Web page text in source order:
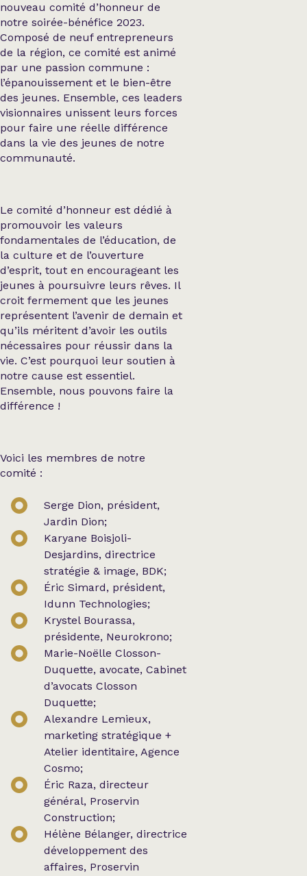
nouveau comité d’honneur de
notre soirée-bénéfice 2023.
Composé de neuf entrepreneurs
de la région, ce comité est animé
par une passion commune :
l’épanouissement et le bien-être
des jeunes. Ensemble, ces leaders
visionnaires unissent leurs forces
pour faire une réelle différence
dans la vie des jeunes de notre
communauté.
Le comité d’honneur est dédié à
promouvoir les valeurs
fondamentales de l’éducation, de
la culture et de l’ouverture
d’esprit, tout en encourageant les
jeunes à poursuivre leurs rêves. Il
croit fermement que les jeunes
représentent l’avenir de demain et
qu’ils méritent d’avoir les outils
nécessaires pour réussir dans la
vie. C’est pourquoi leur soutien à
notre cause est essentiel.
Ensemble, nous pouvons faire la
différence !
Voici les membres de notre
comité :
Serge Dion, président,
Jardin Dion;
Karyane Boisjoli-
Desjardins, directrice
stratégie & image, BDK;
Éric Simard, président,
Idunn Technologies;
Krystel Bourassa,
présidente, Neurokrono;
Marie-Noëlle Closson-
Duquette, avocate, Cabinet
d’avocats Closson
Duquette;
Alexandre Lemieux,
marketing stratégique +
Atelier identitaire, Agence
Cosmo;
Éric Raza, directeur
général, Proservin
Construction;
Hélène Bélanger, directrice
développement des
affaires, Proservin